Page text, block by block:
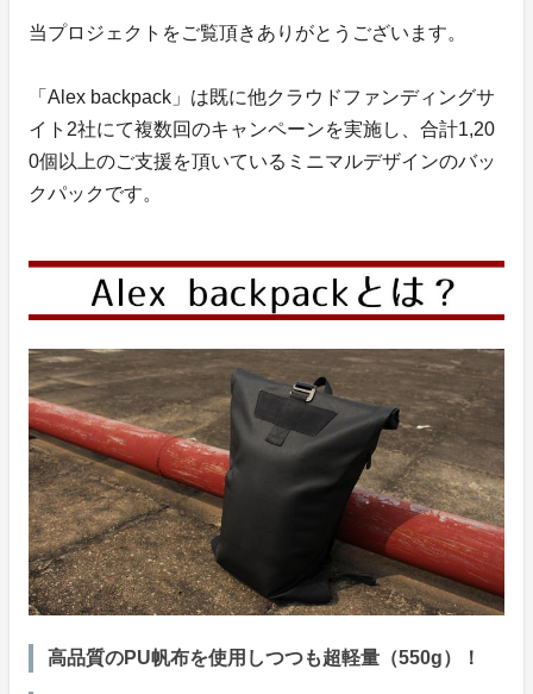
当プロジェクトをご覧頂きありがとうございます。
「Alex backpack」は既に他クラウドファンディングサ
イト2社にて複数回のキャンペーンを実施し、合計1,20
0個以上のご支援を頂いているミニマルデザインのバッ
クパックです。
高品質のPU帆布を使用しつつも超軽量（550g）！